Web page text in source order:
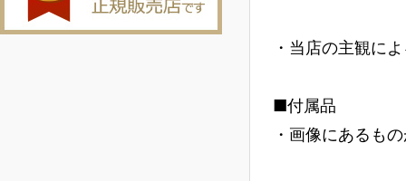
・当店の主観に
■付属品
・画像にあるも